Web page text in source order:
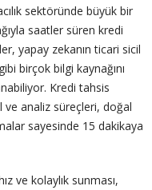
sektöründe büyük bir
saatler süren kredi
yapay zekanın ticari sicil
birçok bilgi kaynağını
Kredi tahsis
analiz süreçleri, doğal
sayesinde 15 dakikaya
ve kolaylık sunması,